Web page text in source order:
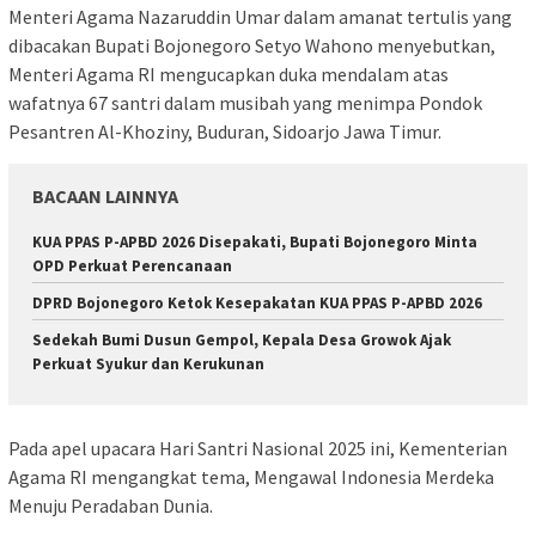
Menteri Agama Nazaruddin Umar dalam amanat tertulis yang
dibacakan Bupati Bojonegoro Setyo Wahono menyebutkan,
Menteri Agama RI mengucapkan duka mendalam atas
wafatnya 67 santri dalam musibah yang menimpa Pondok
Pesantren Al-Khoziny, Buduran, Sidoarjo Jawa Timur.
BACAAN LAINNYA
KUA PPAS P-APBD 2026 Disepakati, Bupati Bojonegoro Minta
OPD Perkuat Perencanaan
DPRD Bojonegoro Ketok Kesepakatan KUA PPAS P-APBD 2026
Sedekah Bumi Dusun Gempol, Kepala Desa Growok Ajak
Perkuat Syukur dan Kerukunan
Pada apel upacara Hari Santri Nasional 2025 ini, Kementerian
Agama RI mengangkat tema, Mengawal Indonesia Merdeka
Menuju Peradaban Dunia.